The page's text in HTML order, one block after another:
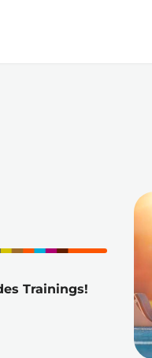
Trainings!